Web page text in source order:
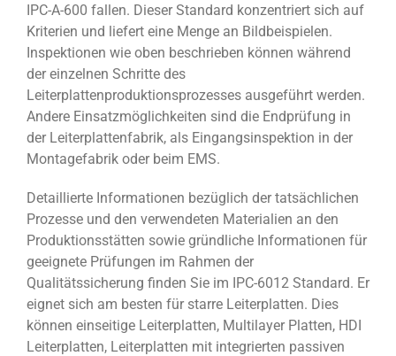
IPC-A-600 fallen. Dieser Standard konzentriert sich auf
Kriterien und liefert eine Menge an Bildbeispielen.
Inspektionen wie oben beschrieben können während
der einzelnen Schritte des
Leiterplattenproduktionsprozesses ausgeführt werden.
Andere Einsatzmöglichkeiten sind die Endprüfung in
der Leiterplattenfabrik, als Eingangsinspektion in der
Montagefabrik oder beim EMS.
Detaillierte Informationen bezüglich der tatsächlichen
Prozesse und den verwendeten Materialien an den
Produktionsstätten sowie gründliche Informationen für
geeignete Prüfungen im Rahmen der
Qualitätssicherung finden Sie im IPC-6012 Standard. Er
eignet sich am besten für starre Leiterplatten. Dies
können einseitige Leiterplatten, Multilayer Platten, HDI
Leiterplatten, Leiterplatten mit integrierten passiven